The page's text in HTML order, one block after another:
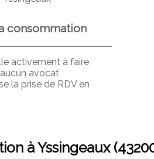
consommation
activement à faire
avocat
la prise de RDV en
à Yssingeaux